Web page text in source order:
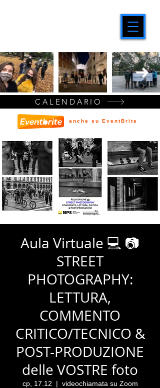
Aula Virtuale 💻 📷
STREET
PHOTOGRAPHY:
LETTURA,
COMMENTO
CRITICO/TECNICO &
POST-PRODUZIONE
delle VOSTRE foto
ср, 17.12
  |
videochiamata su Zoom
CALENDARIO
anche su EventBrite